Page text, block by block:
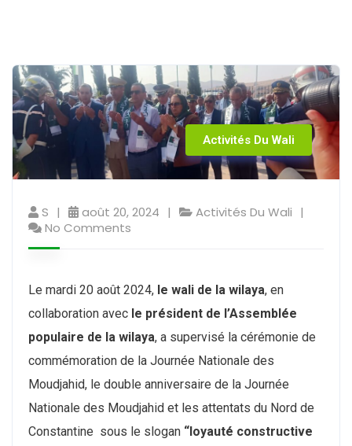
Activités Du Wali
S août 20, 2024
Activités Du Wali
No Comments
Le mardi 20 août 2024, le wali de la wilaya, en
collaboration avec le président de l’Assemblée
populaire de la wilaya, a supervisé la cérémonie de
commémoration de la Journée Nationale des
Moudjahid, le double anniversaire de la Journée
Nationale des Moudjahid et les attentats du Nord de
Constantine sous le slogan “loyauté constructive